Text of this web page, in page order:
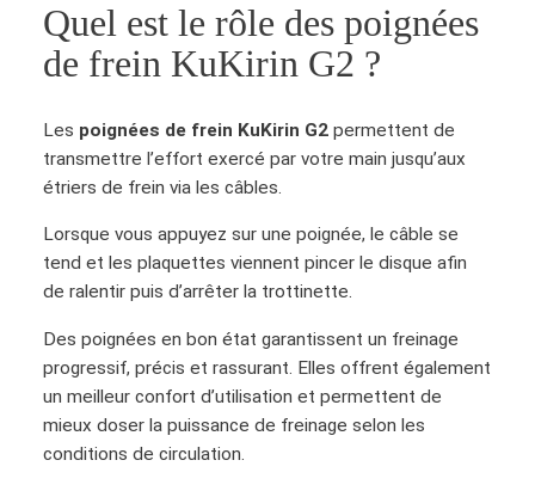
Quel est le rôle des poignées
de frein KuKirin G2 ?
Les poignées de frein KuKirin G2 permettent de
transmettre l’effort exercé par votre main jusqu’aux
étriers de frein via les câbles.
Lorsque vous appuyez sur une poignée, le câble se
tend et les plaquettes viennent pincer le disque afin
de ralentir puis d’arrêter la trottinette.
Des poignées en bon état garantissent un freinage
progressif, précis et rassurant. Elles offrent également
un meilleur confort d’utilisation et permettent de
mieux doser la puissance de freinage selon les
conditions de circulation.